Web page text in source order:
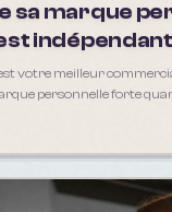
sa marque
indépendant
votre meilleur
personnelle forte